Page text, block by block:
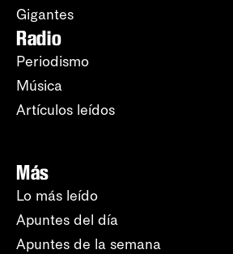
Gigantes
Radio
Periodismo
Música
Artículos leídos
Más
Lo más leído
Apuntes del día
Apuntes de la semana